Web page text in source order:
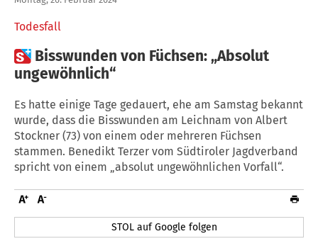
Todesfall
 Bisswunden von Füchsen: „Absolut
ungewöhnlich“
Es hatte einige Tage gedauert, ehe am Samstag bekannt
wurde, dass die Bisswunden am Leichnam von Albert
Stockner (73) von einem oder mehreren Füchsen
stammen. Benedikt Terzer vom Südtiroler Jagdverband
spricht von einem „absolut ungewöhnlichen Vorfall“.
STOL auf Google folgen